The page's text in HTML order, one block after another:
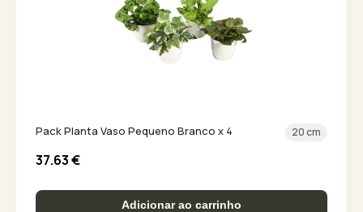
Pack Planta Vaso Pequeno Branco x 4 20 cm
37.63€
Adicionar ao carrinho